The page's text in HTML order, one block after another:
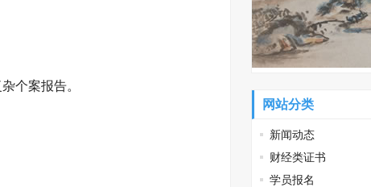
个案报告。
网站分类
新闻动态
财经类证书
学员报名